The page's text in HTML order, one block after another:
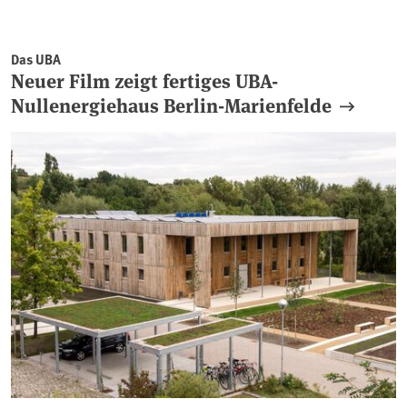
Das UBA
Neuer Film zeigt fertiges UBA-
Nullenergiehaus Berlin-Marienfelde